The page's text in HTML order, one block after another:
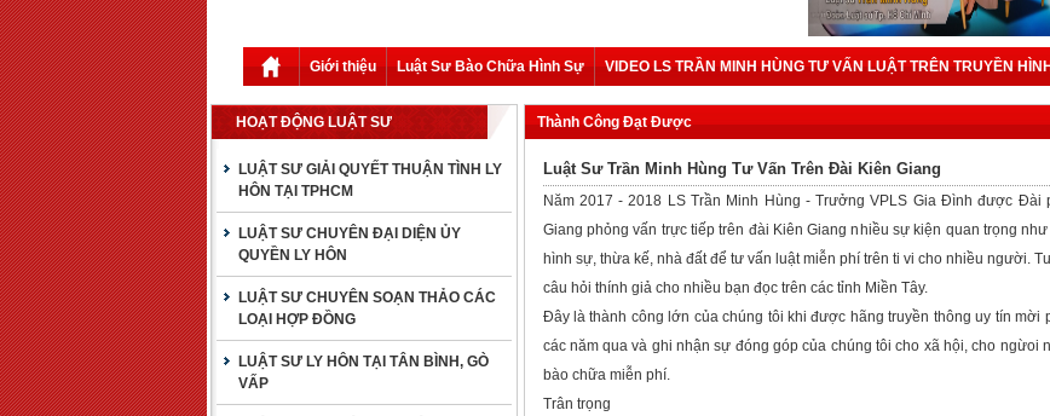
Giới thiệu Luật Sư Bào Chữa Hình Sự VIDEO LS TRẦN MINH HÙNG TƯ VẤN LUẬT TRÊN TRUYỀN
HOẠT ĐỘNG LUẬT SƯ
LUẬT SƯ GIẢI QUYẾT THUẬN TÌNH LY
HÔN TẠI TPHCM
LUẬT SƯ CHUYÊN ĐẠI DIỆN ỦY
QUYỀN LY HÔN
LUẬT SƯ CHUYÊN SOẠN THẢO CÁC
LOẠI HỢP ĐỒNG
LUẬT SƯ LY HÔN TẠI TÂN BÌNH, GÒ
VẤP
Thành Công Đạt Được
Luật Sư Trần Minh Hùng Tư Vấn Trên Đài Kiên Giang
Năm 2017 - 2018 LS Trần Minh Hùng - Trưởng VPLS Gia Đình được Đài
Giang phỏng vấn trực tiếp trên đài Kiên Giang nhiều sự kiện quan trọng
hình sự, thừa kế, nhà đất để tư vấn luật miễn phí trên ti vi cho nhiều người.
câu hỏi thính giả cho nhiều bạn đọc trên các tỉnh Miền Tây.
Đây là thành công lớn của chúng tôi khi được hãng truyền thông uy tín mời
các năm qua và ghi nhận sự đóng góp của chúng tôi cho xã hội, cho ngừoi
bào chữa miễn phí.
Trân trọng